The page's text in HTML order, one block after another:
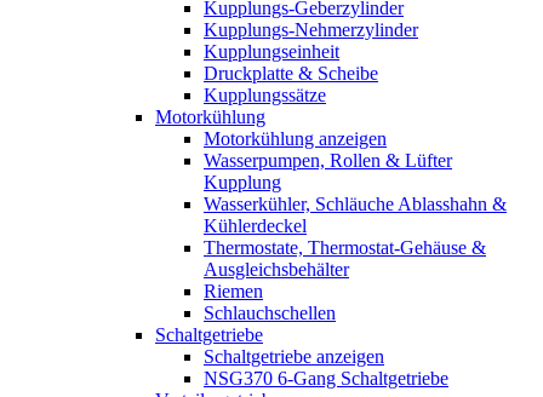
Kupplungs-Geberzylinder
Kupplungs-Nehmerzylinder
Kupplungseinheit
Druckplatte & Scheibe
Kupplungssätze
Motorkühlung
Motorkühlung anzeigen
Wasserpumpen, Rollen & Lüfter
Kupplung
Wasserkühler, Schläuche Ablasshahn &
Kühlerdeckel
Thermostate, Thermostat-Gehäuse &
Ausgleichsbehälter
Riemen
Schlauchschellen
Schaltgetriebe
Schaltgetriebe anzeigen
NSG370 6-Gang Schaltgetriebe